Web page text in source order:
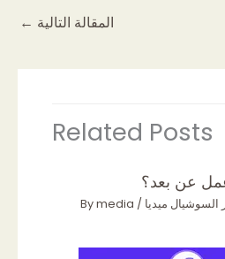
المقالة التالية ←
Related Posts
عن بعد؟
السوشيال ميديا / By
media